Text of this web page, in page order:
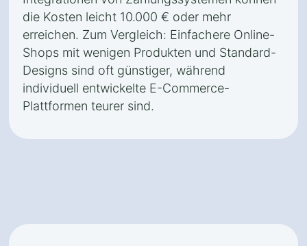
die Kosten leicht 10.000 € oder mehr
erreichen. Zum Vergleich: Einfachere Online-
Shops mit wenigen Produkten und Standard-
Designs sind oft günstiger, während
individuell entwickelte E-Commerce-
Plattformen teurer sind.